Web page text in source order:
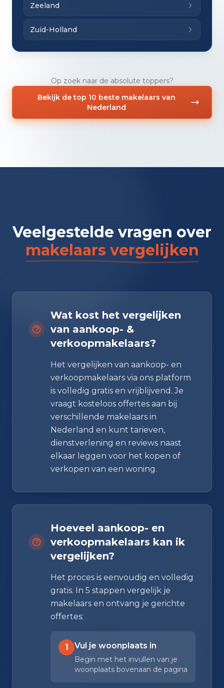
Zeeland
Zuid-Holland
Op zoek naar de absolute toppers?
Bekijk de top 10 beste makelaars van
Nederland
Veelgestelde vragen over
makelaars vergelijken
Wat kost het vergelijken
van aankoop- &
verkoopmakelaars?
Het vergelijken van aankoop- en
verkoopmakelaars via ons platform
is volledig gratis en vrijblijvend. Je
vraagt kosteloos offertes aan bij
verschillende makelaars in
Nederland en kunt tarieven,
dienstverlening en reviews naast
elkaar leggen voor het kopen of
verkopen van een woning.
Hoeveel aankoop- en
verkoopmakelaars kan ik
vergelijken?
Het proces is eenvoudig en volledig
gratis. In 5 stappen vergelijk je
makelaars en ontvang je gerichte
offertes:
1 Vul je woonplaats in
Begin met het invullen van je
woonplaats bovenaan de pagina